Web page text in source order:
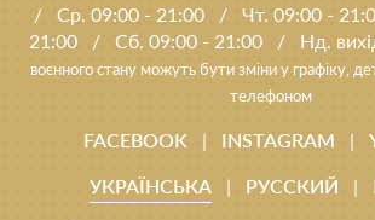
/
Ср. 09:00 - 21:00 / Чт. 09:00 -
21:00
/ Сб. 09:00 - 21:00 / Нд.
воєнного стану можуть бути зміни у графіку,
телефоном
FACEBOOK | INSTAGRAM |
УКРАЇНСЬКА | РУССКИЙ |